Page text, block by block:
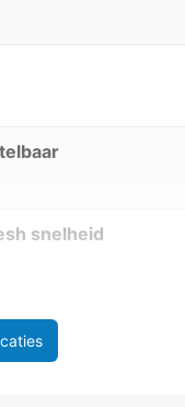
snelheid